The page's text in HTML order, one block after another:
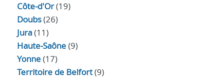
Côte-d'Or(19)
Doubs(26)
Jura(11)
Haute‑Saône(9)
Yonne(17)
Territoire de Belfort(9)